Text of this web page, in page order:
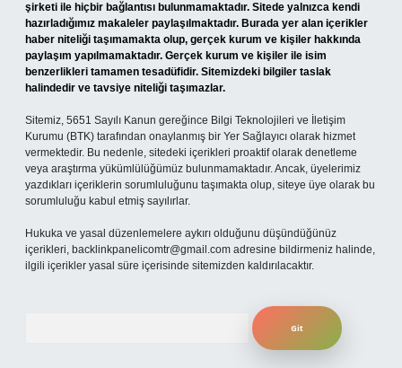
şirketi ile hiçbir bağlantısı bulunmamaktadır. Sitede yalnızca kendi
hazırladığımız makaleler paylaşılmaktadır. Burada yer alan içerikler
haber niteliği taşımamakta olup, gerçek kurum ve kişiler hakkında
paylaşım yapılmamaktadır. Gerçek kurum ve kişiler ile isim
benzerlikleri tamamen tesadüfidir. Sitemizdeki bilgiler taslak
halindedir ve tavsiye niteliği taşımazlar.
Sitemiz, 5651 Sayılı Kanun gereğince Bilgi Teknolojileri ve İletişim
Kurumu (BTK) tarafından onaylanmış bir Yer Sağlayıcı olarak hizmet
vermektedir. Bu nedenle, sitedeki içerikleri proaktif olarak denetleme
veya araştırma yükümlülüğümüz bulunmamaktadır. Ancak, üyelerimiz
yazdıkları içeriklerin sorumluluğunu taşımakta olup, siteye üye olarak bu
sorumluluğu kabul etmiş sayılırlar.
Hukuka ve yasal düzenlemelere aykırı olduğunu düşündüğünüz
içerikleri, backlinkpanelicomtr@gmail.com adresine bildirmeniz halinde,
ilgili içerikler yasal süre içerisinde sitemizden kaldırılacaktır.